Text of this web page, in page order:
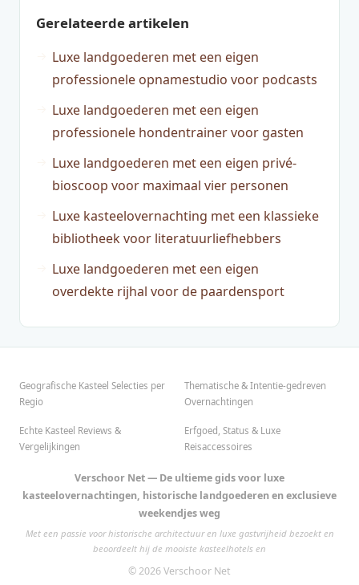
Gerelateerde artikelen
Luxe landgoederen met een eigen
professionele opnamestudio voor podcasts
Luxe landgoederen met een eigen
professionele hondentrainer voor gasten
Luxe landgoederen met een eigen privé-
bioscoop voor maximaal vier personen
Luxe kasteelovernachting met een klassieke
bibliotheek voor literatuurliefhebbers
Luxe landgoederen met een eigen
overdekte rijhal voor de paardensport
Geografische Kasteel Selecties per
Regio
Thematische & Intentie-gedreven
Overnachtingen
Echte Kasteel Reviews &
Vergelijkingen
Erfgoed, Status & Luxe
Reisaccessoires
Verschoor Net — De ultieme gids voor luxe
kasteelovernachtingen, historische landgoederen en exclusieve
weekendjes weg
Met een passie voor historische architectuur en luxe gastvrijheid bezoekt en
beoordeelt hij de mooiste kasteelhotels en
© 2026 Verschoor Net